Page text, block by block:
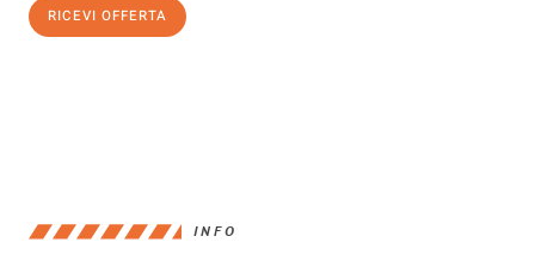
RICEVI OFFERTA
INFO